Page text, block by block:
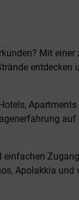
Mit einer
entdecken
einfachen
Apolakkia und